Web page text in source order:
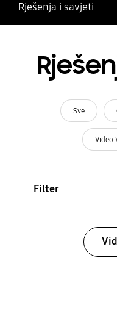
Rješenja i savjeti
Sve
Video
Filter